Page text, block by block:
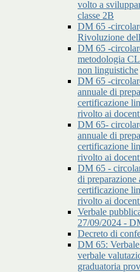
volto a
classe 2B
DM 65 -
Rivoluzione
DM 65 -
metodologia
non linguistiche
DM 65 -
annuale di
certificazione
rivolto ai
DM 65-
annuale di
certificazione
rivolto ai
DM 65 -
di preparazione
certificazione
rivolto ai
Verbale
27/09/2024 -
Decreto di
DM 65:
verbale
graduatoria